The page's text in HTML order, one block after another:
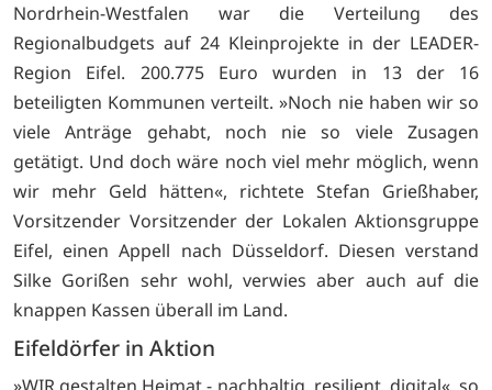
Nordrhein-Westfalen war die Verteilung des
Regionalbudgets auf 24 Kleinprojekte in der LEADER-
Region Eifel. 200.775 Euro wurden in 13 der 16
beteiligten Kommunen verteilt. »Noch nie haben wir so
viele Anträge gehabt, noch nie so viele Zusagen
getätigt. Und doch wäre noch viel mehr möglich, wenn
wir mehr Geld hätten«, richtete Stefan Grießhaber,
Vorsitzender Vorsitzender der Lokalen Aktionsgruppe
Eifel, einen Appell nach Düsseldorf. Diesen verstand
Silke Gorißen sehr wohl, verwies aber auch auf die
knappen Kassen überall im Land.
Eifeldörfer in Aktion